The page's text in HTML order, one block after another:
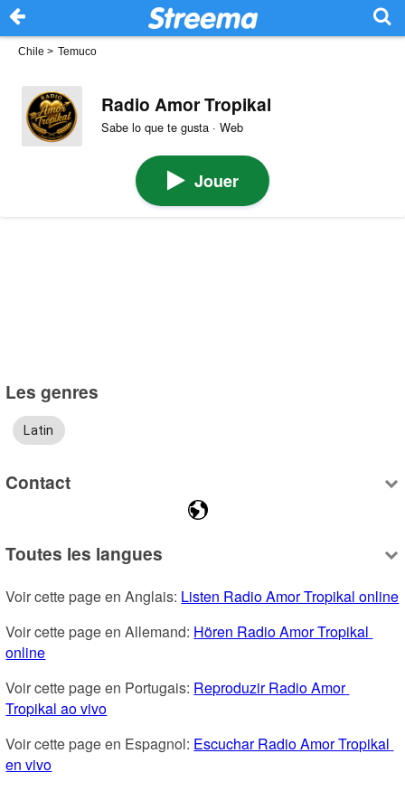
Chile > Temuco
Radio Amor Tropikal
Sabe lo que te gusta · Web
Jouer
Les genres
Latin
Contact
Toutes les langues
Voir cette page en Anglais: Listen Radio Amor Tropikal online
Voir cette page en Allemand: Hören Radio Amor Tropikal
online
Voir cette page en Portugais: Reproduzir Radio Amor
Tropikal ao vivo
Voir cette page en Espagnol: Escuchar Radio Amor Tropikal
en vivo